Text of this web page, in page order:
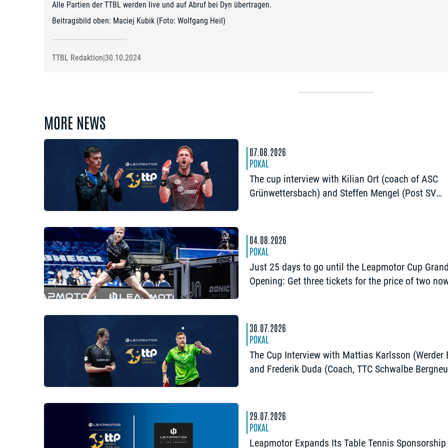
Alle Partien der TTBL werden live und auf Abruf bei Dyn übertragen.
Beitragsbild oben: Maciej Kubik (Foto: Wolfgang Heil)
TTBL Redaktion 30.10.2024
MORE NEWS
07.08.2026
POKAL
The cup interview with Kilian Ort (coach of ASC
Grünwettersbach) and Steffen Mengel (Post SV
04.08.2026
POKAL
Just 25 days to go until the Leapmotor Cup
Opening: Get three tickets for the price of two
30.07.2026
POKAL
The Cup Interview with Mattias Karlsson (Werder
and Frederik Duda (Coach, TTC Schwalbe
29.07.2026
POKAL
Leapmotor Expands Its Table Tennis